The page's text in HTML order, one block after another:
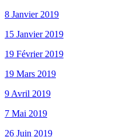
8 Janvier 2019
15 Janvier 2019
19 Février 2019
19 Mars 2019
9 Avril 2019
7 Mai 2019
26 Juin 2019